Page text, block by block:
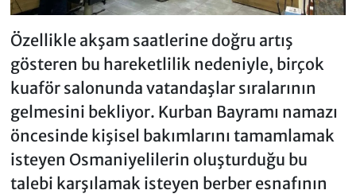
Özellikle akşam saatlerine doğru artış
gösteren bu hareketlilik nedeniyle, birçok
kuaför salonunda vatandaşlar sıralarının
gelmesini bekliyor. Kurban Bayramı namazı
öncesinde kişisel bakımlarını tamamlamak
isteyen Osmaniyelilerin oluşturduğu bu
talebi karşılamak isteyen berber esnafının